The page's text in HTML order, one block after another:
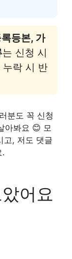
등본, 가
는 신청 시
락 시 반
분도 꼭 신청
아봐요 😊 모
고, 저도 댓글
.
어요